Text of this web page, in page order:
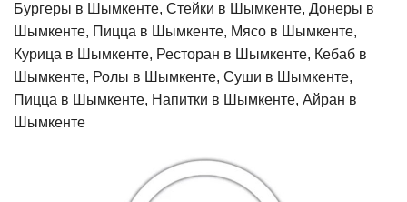
Бургеры в Шымкенте, Стейки в Шымкенте, Донеры в
Шымкенте, Пицца в Шымкенте, Мясо в Шымкенте,
Курица в Шымкенте, Ресторан в Шымкенте, Кебаб в
Шымкенте, Ролы в Шымкенте, Суши в Шымкенте,
Пицца в Шымкенте, Напитки в Шымкенте, Айран в
Шымкенте